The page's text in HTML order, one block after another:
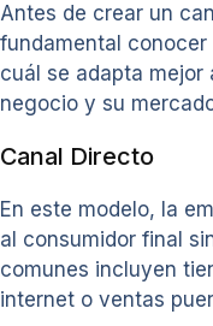
Antes de crear un
fundamental
cuál se adapta mejor
negocio y su
Canal Directo
En este modelo, la
al consumidor final
comunes incluyen
internet o ventas